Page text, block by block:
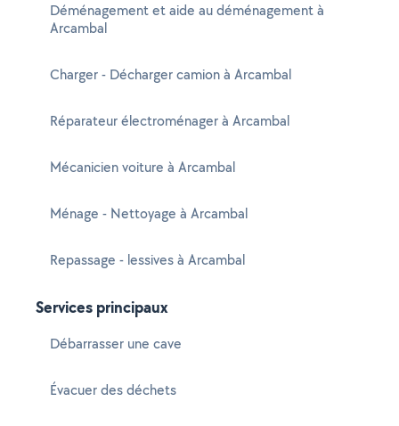
Déménagement et aide au déménagement à
Arcambal
Charger - Décharger camion à Arcambal
Réparateur électroménager à Arcambal
Mécanicien voiture à Arcambal
Ménage - Nettoyage à Arcambal
Repassage - lessives à Arcambal
Services principaux
Débarrasser une cave
Évacuer des déchets